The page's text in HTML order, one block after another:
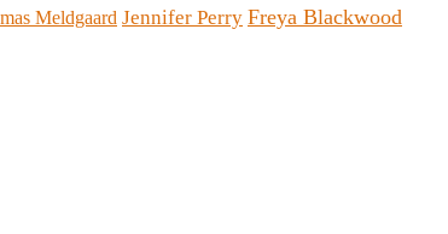
Meldgaard Jennifer Perry Freya Blackwood